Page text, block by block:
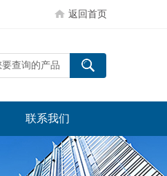
返回首页
联系我们